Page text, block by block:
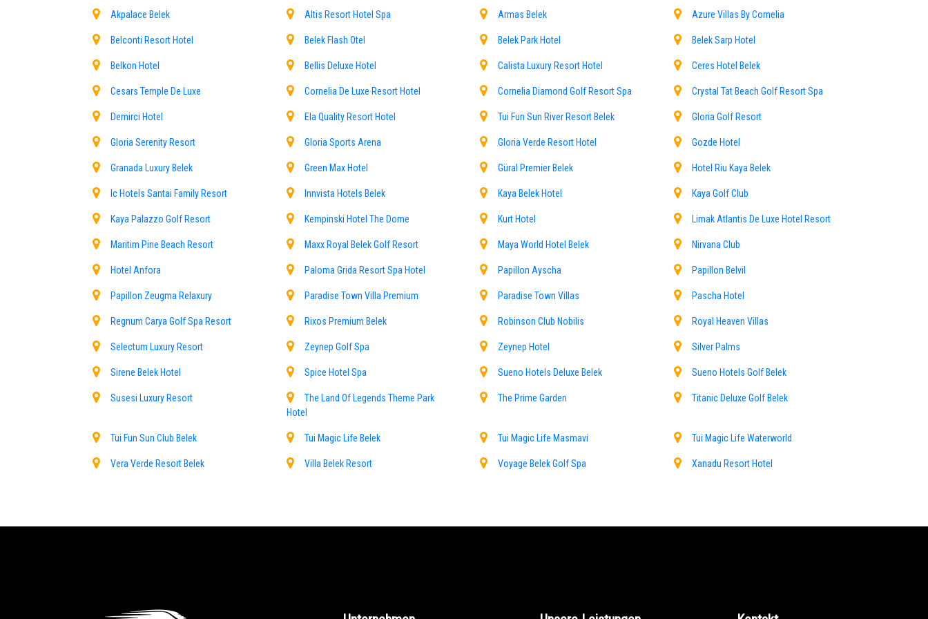
Dank seiner natürlichen Bedingungen ist Belek für Wasser- und Natursportarten sehr geeignet. Jedes Jahr strömen Tausende von Besuchern in die Region, um Sportarten wie Tauchen
und Segeln zu betreiben. Wenn Sie auch nach Belek kommen möchten, um Sonne, Meer und Sommer zu genießen, empfehlen wir Ihnen, die Tourdienstleistungen von Antalya Transfer
zu überprüfen.
WIE KOMMT MAN NACH BELEK?
Obwohl Minibusse für den lokalen Verkehr in Belek häufig verwendet werden, können aufgrund der Fahrpläne und der Fahrzeugüberlastung Schwierigkeiten auftreten. Daher sind Transfer-
und Transportunternehmen in der Region umfangreich tätig. Wenn Sie von uns Transferdienste erhalten möchten, können Sie Ihre Antalya-Belek-Transferreservierung auf unserer
Websitewww.atyviptransfer.com mit Ihren Informationen erstellen oder unser Callcenter unter +905383075807 anrufen.
Wir bieten private Transfers vom Flughafen Antalya zu Hotels in Belek an. Wir bieten eine Autovermietung mit Fahrer, Transfers nach Belek, Kadriye, Serik, Antalya, Hotels und Flughäfen
an.
Akpalace Belek Altis Resort Hotel Spa Armas Belek Azure Villas By Cornelia
Belconti Resort Hotel Belek Flash Otel Belek Park Hotel Belek Sarp Hotel
Belkon Hotel Bellis Deluxe Hotel Calista Luxury Resort Hotel Ceres Hotel Belek
Cesars Temple De Luxe Cornelia De Luxe Resort Hotel Cornelia Diamond Golf Resort Spa Crystal Tat Beach Golf Resort Spa
Demirci Hotel Ela Quality Resort Hotel Tui Fun Sun River Resort Belek Gloria Golf Resort
Gloria Serenity Resort Gloria Sports Arena Gloria Verde Resort Hotel Gozde Hotel
Granada Luxury Belek Green Max Hotel Güral Premier Belek Hotel Riu Kaya Belek
Ic Hotels Santai Family Resort Innvista Hotels Belek Kaya Belek Hotel Kaya Golf Club
Kaya Palazzo Golf Resort Kempinski Hotel The Dome Kurt Hotel Limak Atlantis De Luxe Hotel Resort
Maritim Pine Beach Resort Maxx Royal Belek Golf Resort Maya World Hotel Belek Nirvana Club
Hotel Anfora Paloma Grida Resort Spa Hotel Papillon Ayscha Papillon Belvil
Papillon Zeugma Relaxury Paradise Town Villa Premium Paradise Town Villas Pascha Hotel
Regnum Carya Golf Spa Resort Rixos Premium Belek Robinson Club Nobilis Royal Heaven Villas
Selectum Luxury Resort Zeynep Golf Spa Zeynep Hotel Silver Palms
Sirene Belek Hotel Spice Hotel Spa Sueno Hotels Deluxe Belek Sueno Hotels Golf Belek
Susesi Luxury Resort
The Land Of Legends Theme Park
Hotel
The Prime Garden Titanic Deluxe Golf Belek
Tui Fun Sun Club Belek Tui Magic Life Belek Tui Magic Life Masmavi Tui Magic Life Waterworld
Vera Verde Resort Belek Villa Belek Resort Voyage Belek Golf Spa Xanadu Resort Hotel